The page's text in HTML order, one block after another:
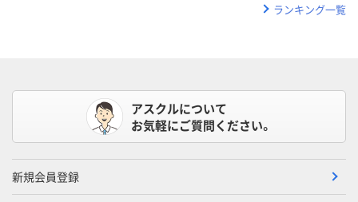
ランキング一覧
アスクルについて
お気軽にご質問ください。
新規会員登録